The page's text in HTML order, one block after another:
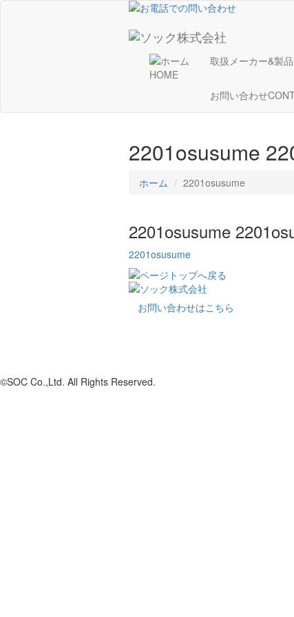
HOME
取扱メーカー&製品
お問い合わせ
2201osusume
ホーム 2201osusume
2201osusume
2201osusume
お問い合わせはこちら
©SOC Co.,Ltd. All Rights Reserved.